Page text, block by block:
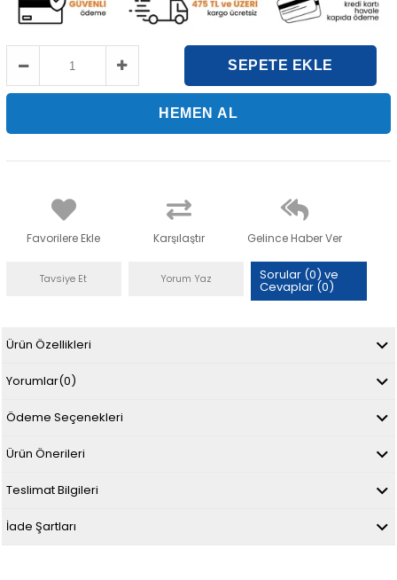
Favorilere Ekle Karşılaştır Gelince Haber Ver
Tavsiye Et Yorum Yaz Sorular (0) ve
Cevaplar (0)
Ürün Özellikleri
Yorumlar(0)
Ödeme Seçenekleri
Ürün Önerileri
Teslimat Bilgileri
İade Şartları